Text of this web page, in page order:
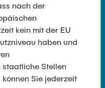
nach der
kein mit der EU
haben und
Stellen
Sie jederzeit